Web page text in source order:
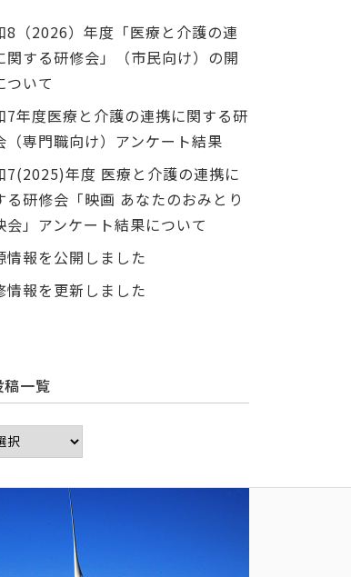
8（2026）年度「医療と介護の連
関する研修会」（市民向け）の開
ついて
7年度医療と介護の連携に関する研
（専門職向け）アンケート結果
7(2025)年度 医療と介護の連携に
る研修会「映画 あなたのおみとり
会」アンケート結果について
情報を公開しました
情報を更新しました
一覧